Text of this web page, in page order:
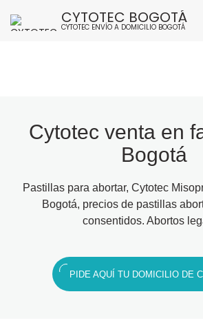
CYTOTEC BOGOTÁ
CYTOTEC ENVÍO A DOMICILIO BOGOTÁ
Cytotec venta en
Bogotá
Pastillas para abortar, Cytotec
Bogotá, precios de pastillas
consentidos. Abortos
PIDE AQUÍ TU DOMICILIO DE